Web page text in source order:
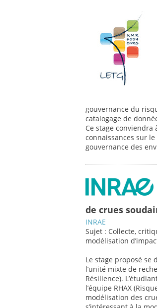
gouvernance du
catalogage de
Ce stage
connaissances sur
gouvernance des
de crues
INRAE
Sujet : Collecte,
modélisation
Le stage proposé se
l’unité mixte de
Résilience).
l’équipe RHAX
modélisation des